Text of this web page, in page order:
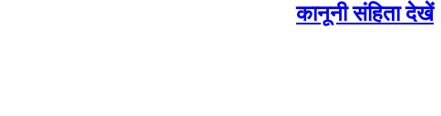
कानूनी संहिता देखें